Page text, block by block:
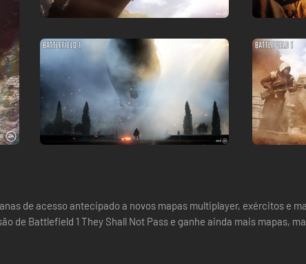
de acesso antecipado a novos mapas multiplayer, exércitos e
Battlefield 1 They Shall Not Pass e ganhe ainda mais mapas,